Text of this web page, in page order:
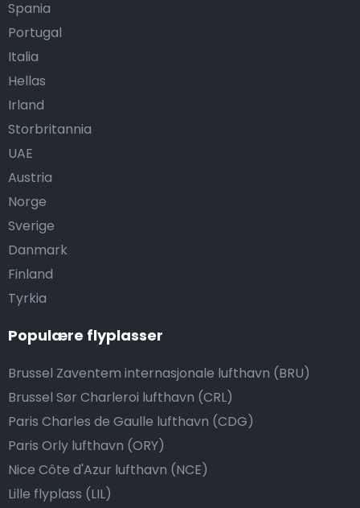
Spania
Portugal
Italia
Hellas
Irland
Storbritannia
UAE
Austria
Norge
Sverige
Danmark
Finland
Tyrkia
Populære flyplasser
Brussel Zaventem internasjonale lufthavn (BRU)
Brussel Sør Charleroi lufthavn (CRL)
Paris Charles de Gaulle lufthavn (CDG)
Paris Orly lufthavn (ORY)
Nice Côte d'Azur lufthavn (NCE)
Lille flyplass (LIL)